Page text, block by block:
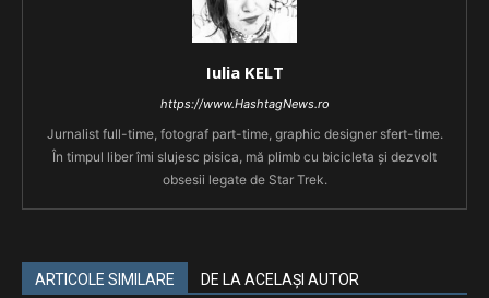
Iulia KELT
https://www.HashtagNews.ro
Jurnalist full-time, fotograf part-time, graphic designer sfert-time.
În timpul liber îmi slujesc pisica, mă plimb cu bicicleta și dezvolt
obsesii legate de Star Trek.
ARTICOLE SIMILARE DE LA ACELAȘI AUTOR